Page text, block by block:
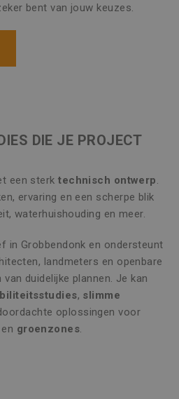
bent van jouw keuzes.
DIE JE PROJECT
een sterk technisch ontwerp.
ervaring en een scherpe blik
waterhuishouding en meer.
in Grobbendonk en ondersteunt
landmeters en openbare
duidelijke plannen. Je kan
, slimme
oplossingen voor
en groenzones.